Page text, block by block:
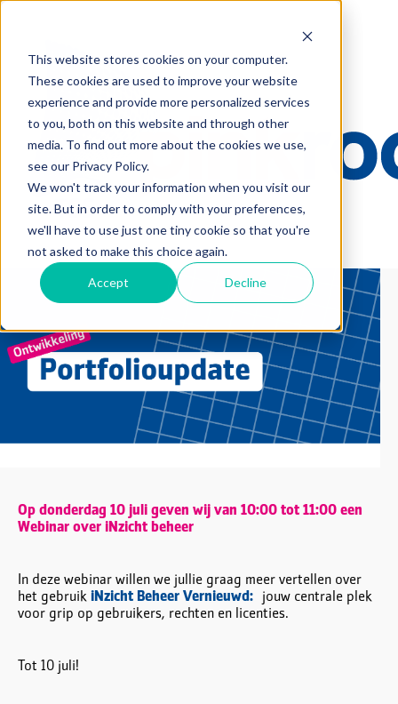
This website stores cookies on your computer.
These cookies are used to improve your website
experience and provide more personalized services
to you, both on this website and through other
media. To find out more about the cookies we use,
see our Privacy Policy.
We won't track your information when you visit our
site. But in order to comply with your preferences,
we'll have to use just one tiny cookie so that you're
not asked to make this choice again.
Accept Decline
Op donderdag 10 juli geven wij van 10:00 tot 11:00 een
Webinar over iNzicht beheer
In deze webinar willen we jullie graag meer vertellen over
het gebruik iNzicht Beheer Vernieuwd: jouw centrale plek
voor grip op gebruikers, rechten en licenties.
Tot 10 juli!